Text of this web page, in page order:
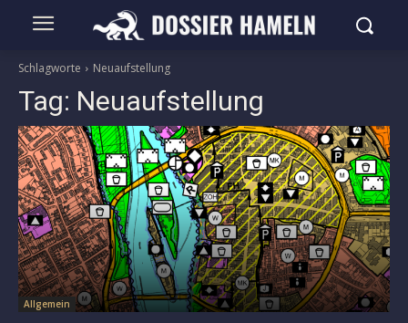
Schlagworte Neuaufstellung
Tag: Neuaufstellung
Allgemein